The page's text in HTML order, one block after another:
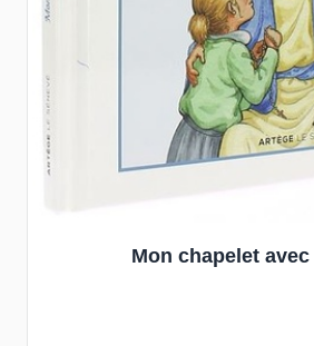
Mon chapelet avec